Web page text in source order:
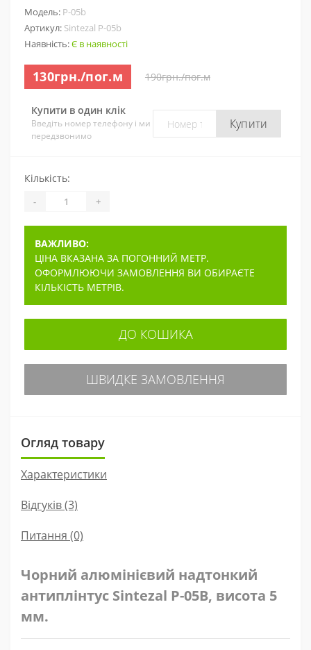
Модель: P-05b
Артикул: Sintezal P-05b
Наявність:Є в наявності
130грн./пог.м 190грн./пог.м
Купити в один клік
Введіть номер телефону і ми
передзвонимо
Купити
Кількість:
- +
ВАЖЛИВО:
ЦІНА ВКАЗАНА ЗА ПОГОННИЙ МЕТР.
ОФОРМЛЮЮЧИ ЗАМОВЛЕННЯ ВИ ОБИРАЄТЕ
КІЛЬКІСТЬ МЕТРІВ.
ДО КОШИКА
ШВИДКЕ ЗАМОВЛЕННЯ
Огляд товару
Характеристики
Відгуків (3)
Питання (0)
Чорний алюмінієвий надтонкий
антиплінтус Sintezal P-05B, висота 5
мм.